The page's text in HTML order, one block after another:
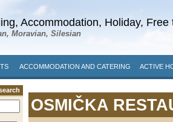
Accommodation, Holiday, Free
Moravian, Silesian
ACCOMMODATION AND CATERING ACTIVE
OSMIČKA